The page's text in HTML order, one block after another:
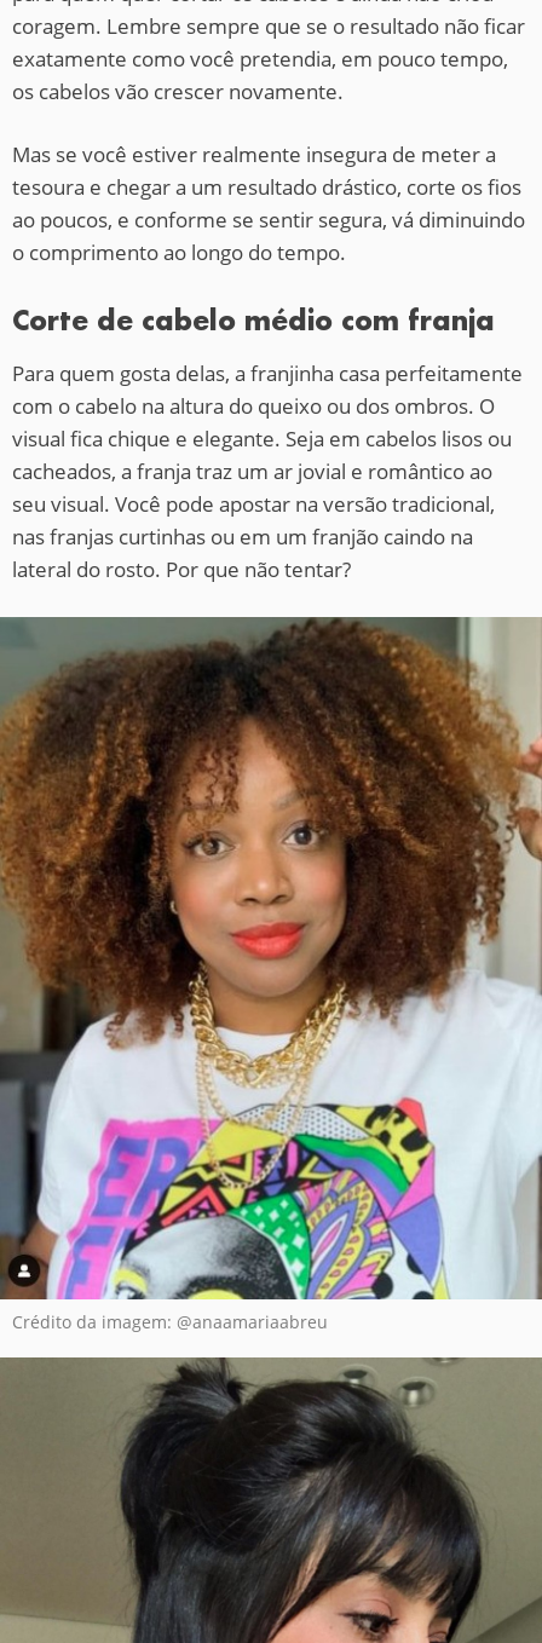
coragem. Lembre sempre que se o resultado não ficar
exatamente como você pretendia, em pouco tempo,
os cabelos vão crescer novamente.
Mas se você estiver realmente insegura de meter a
tesoura e chegar a um resultado drástico, corte os fios
ao poucos, e conforme se sentir segura, vá diminuindo
o comprimento ao longo do tempo.
Corte de cabelo médio com franja
Para quem gosta delas, a franjinha casa perfeitamente
com o cabelo na altura do queixo ou dos ombros. O
visual fica chique e elegante. Seja em cabelos lisos ou
cacheados, a franja traz um ar jovial e romântico ao
seu visual. Você pode apostar na versão tradicional,
nas franjas curtinhas ou em um franjão caindo na
lateral do rosto. Por que não tentar?
Crédito da imagem: @anaamariaabreu